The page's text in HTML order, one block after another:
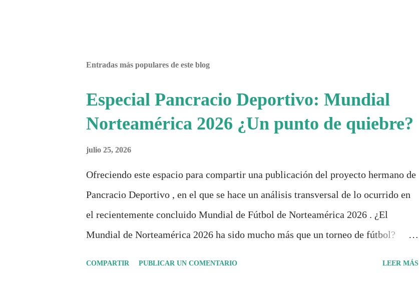
Entradas más populares de este blog
Especial Pancracio Deportivo: Mundial
Norteamérica 2026 ¿Un punto de quiebre?
julio 25, 2026
Ofreciendo este espacio para compartir una publicación del proyecto hermano de
Pancracio Deportivo , en el que se hace un análisis transversal de lo ocurrido en
el recientemente concluido Mundial de Fútbol de Norteamérica 2026 . ¿El
Mundial de Norteamérica 2026 ha sido mucho más que un torneo de fútbol?
COMPARTIR PUBLICAR UN COMENTARIO LEER MÁS